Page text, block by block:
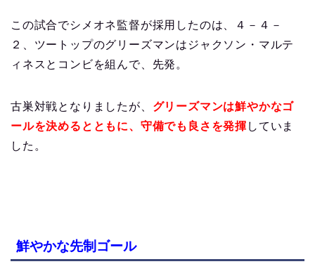
この試合でシメオネ監督が採用したのは、４－４－
２、ツートップのグリーズマンはジャクソン・マルテ
ィネスとコンビを組んで、先発。
古巣対戦となりましたが、 グリーズマンは鮮やかなゴ
ールを決めるとともに、守備でも良さを発揮 していま
した。
鮮やかな先制ゴール